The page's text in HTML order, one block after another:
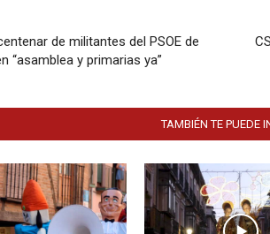
de militantes del PSOE de
“asamblea y primarias ya”
TAMBIÉN TE PUEDE